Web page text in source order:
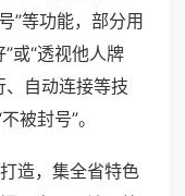
”等功能，部分用
或“透视他人牌
、自动连接等技
被封号”。
造，集全省特色